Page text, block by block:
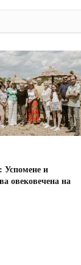
Успомене и
овековечена на